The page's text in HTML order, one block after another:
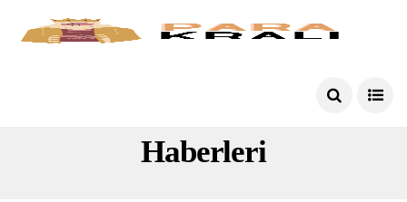
Son Dakika Kyk Burs
Haberleri